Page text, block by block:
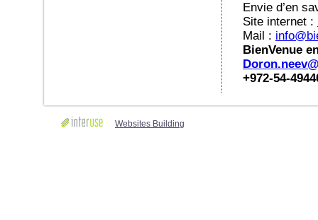
Envie d’en
Site internet :
Mail :
BienVenue
+972-54-
Websites Building